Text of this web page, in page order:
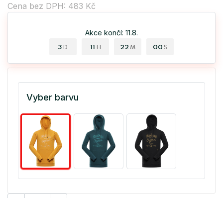
Cena bez DPH: 483 Kč
Akce končí: 11.8.
3 D 11 H 21 M 59 S
Vyber barvu